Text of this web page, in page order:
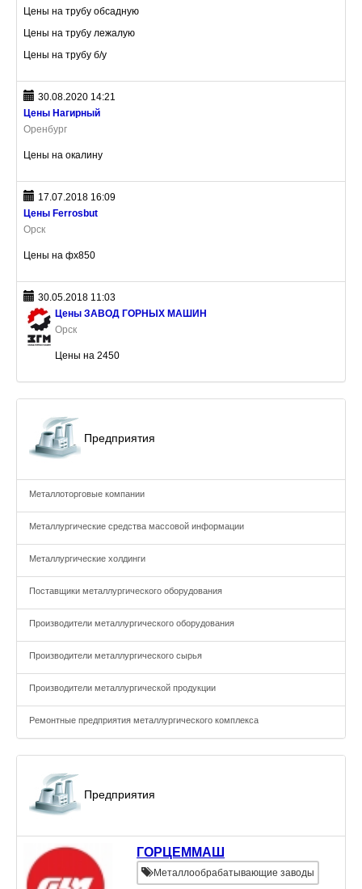
Цены на трубу обсадную
Цены на трубу лежалую
Цены на трубу б/у
30.08.2020 14:21
Цены Нагирный
Оренбург
Цены на окалину
17.07.2018 16:09
Цены Ferrosbut
Орск
Цены на фх850
30.05.2018 11:03
Цены ЗАВОД ГОРНЫХ МАШИН
Орск
Цены на 2450
Предприятия
Металлоторговые компании
Металлургические средства массовой информации
Металлургические холдинги
Поставщики металлургического оборудования
Производители металлургического оборудования
Производители металлургического сырья
Производители металлургической продукции
Ремонтные предприятия металлургического комплекса
Предприятия
ГОРЦЕММАШ
Металлообрабатывающие заводы